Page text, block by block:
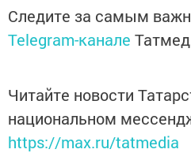
Следите за самым
Telegram-канале
Читайте новости
национальном
https://max.ru/tatmedia